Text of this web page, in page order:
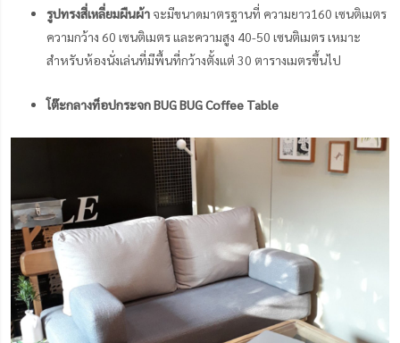
รูปทรงสี่เหลี่ยมผืนผ้า จะมีขนาดมาตรฐานที่ ความยาว160 เซนติเมตร
ความกว้าง 60 เซนติเมตร และความสูง 40-50 เซนติเมตร เหมาะ
สำหรับห้องนั่งเล่นที่มีพื้นที่กว้างตั้งแต่ 30 ตารางเมตรขึ้นไป
โต๊ะกลางท็อปกระจก BUG BUG Coffee Table